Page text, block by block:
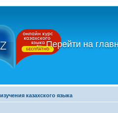
←Перейти на
казахского языка